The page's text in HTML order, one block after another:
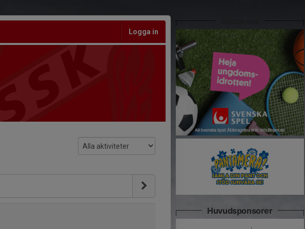
Logga in
Huvudsponsorer